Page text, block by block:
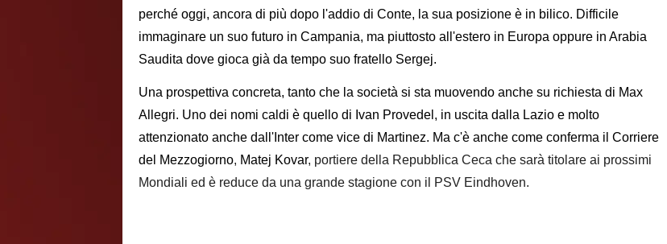
perché oggi, ancora di più dopo l'addio di Conte, la sua posizione è in bilico. Difficile
immaginare un suo futuro in Campania, ma piuttosto all'estero in Europa oppure in Arabia
Saudita dove gioca già da tempo suo fratello Sergej.
Una prospettiva concreta, tanto che la società si sta muovendo anche su richiesta di Max
Allegri. Uno dei nomi caldi è quello di Ivan Provedel, in uscita dalla Lazio e molto
attenzionato anche dall'Inter come vice di Martinez. Ma c'è anche come conferma il Corriere
del Mezzogiorno, Matej Kovar, portiere della Repubblica Ceca che sarà titolare ai prossimi
Mondiali ed è reduce da una grande stagione con il PSV Eindhoven.